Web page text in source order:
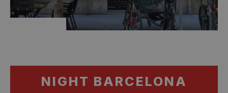
NIGHT BARCELONA